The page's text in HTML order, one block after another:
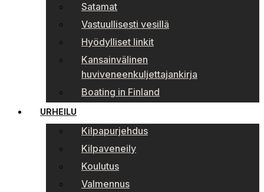
Satamat
Vastuullisesti vesillä
Hyödylliset linkit
Kansainvälinen
huviveneenkuljettajankirja
Boating in Finland
URHEILU
Kilpapurjehdus
Kilpaveneily
Koulutus
Valmennus